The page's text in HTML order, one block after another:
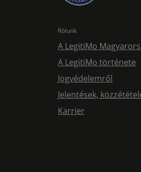
Rólunk
A LegitiMo
A LegitiMo története
Jogvédelemről
Jelentések,
Karrier